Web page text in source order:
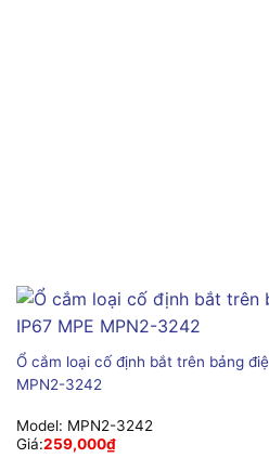
Ổ cắm loại cố định bắt trên bảng
MPN2-3242
Model: MPN2-3242
Giá:259,000₫